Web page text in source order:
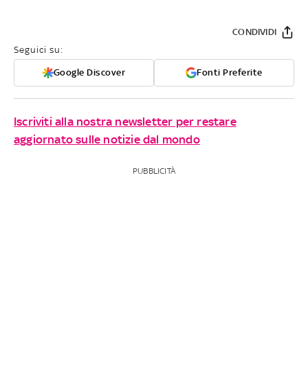
Seguici su:
Google Discover Fonti Preferite
CONDIVIDI
Iscriviti alla nostra newsletter per restare
aggiornato sulle notizie dal mondo
PUBBLICITÀ